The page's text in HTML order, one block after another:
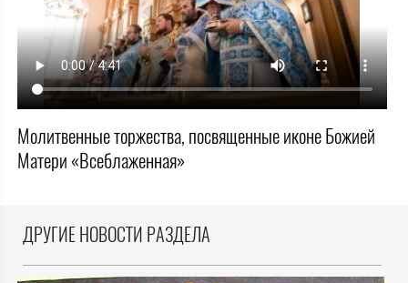
Молитвенные торжества, посвященные иконе Божией
Матери «Всеблаженная»
ДРУГИЕ НОВОСТИ РАЗДЕЛА